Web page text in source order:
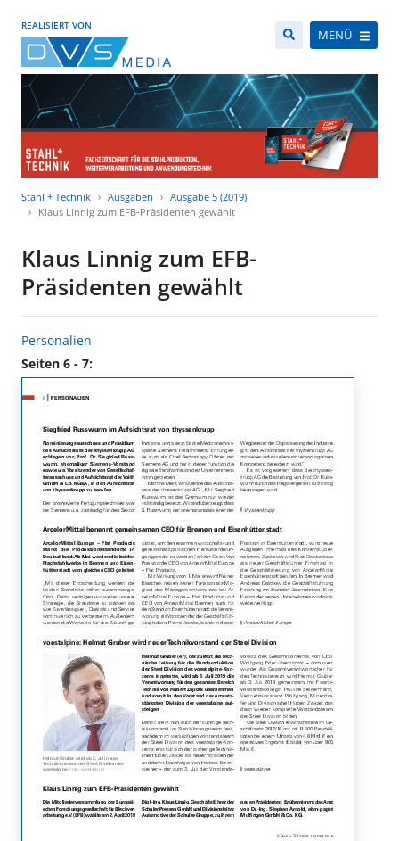
REALISIERT VON
MENÜ
Stahl + Technik Ausgaben
Ausgabe 5 (2019)
Klaus Linnig zum EFB-Präsidenten gewählt
Klaus Linnig zum EFB-
Präsidenten gewählt
Personalien
Seiten 6 - 7: